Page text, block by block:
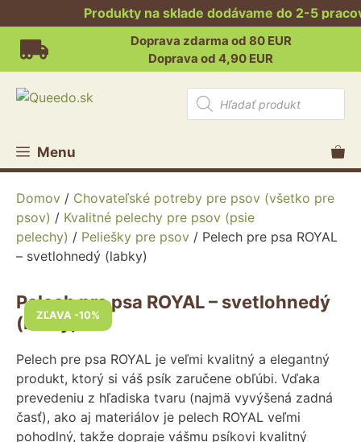
Produkty na sklade dodávame do 2-5
Preskočiť
obsah
Doprava zdarma od 80 EUR
Doprava od 4,90 EUR
Products
search
Menu
Domov / Chovateľské potreby pre psov (všetko pre
psov) / Kvalitné pelechy pre psov (psie
pelechy) / Peliešky pre psov / Pelech pre psa ROYAL
– svetlohnedý (labky)
ZĽAVA -10%
Pelech pre psa ROYAL – svetlohnedý
(labky)
Pelech pre psa ROYAL je veľmi kvalitný a elegantný
produkt, ktorý si váš psík zaručene obľúbi. Vďaka
prevedeniu z hľadiska tvaru (najmä vyvýšená zadná
časť), ako aj materiálov je pelech ROYAL veľmi
pohodlný, takže dopraje vášmu psíkovi kvalitný